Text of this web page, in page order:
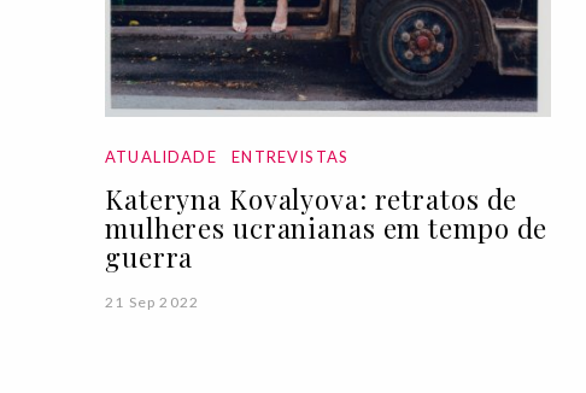
ATUALIDADE ENTREVISTAS
Kateryna Kovalyova: retratos de
mulheres ucranianas em tempo de
guerra
21 Sep 2022